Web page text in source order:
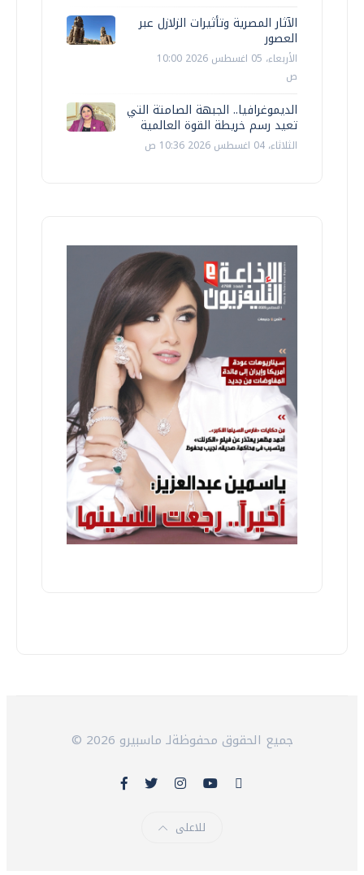
الآثار المصرية وتأثيرات الزلازل عبر
العصور
الأربعاء، 05 اغسطس 2026 10:00
ص
الديموغرافيا.. الجبهة الصامتة التي
تعيد رسم خريطة القوة العالمية
الثلاثاء، 04 اغسطس 2026 10:36 ص
© 2026 جميع الحقوق محفوظةلـ ماسبيرو
للاعلى